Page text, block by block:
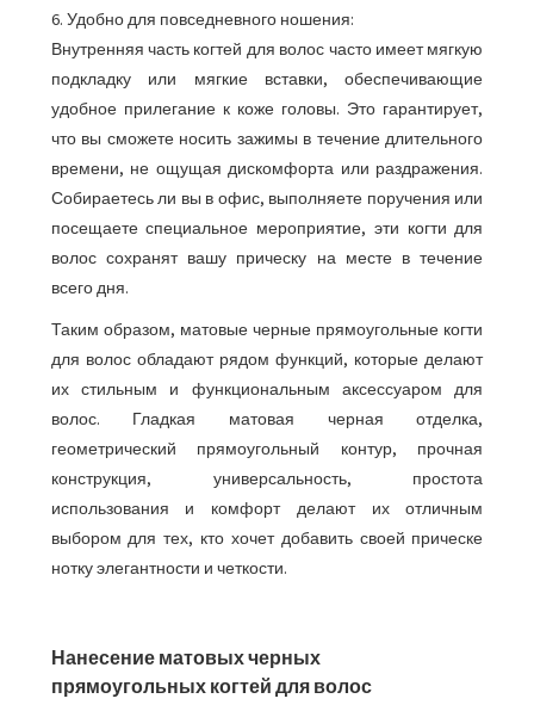
6. Удобно для повседневного ношения:
Внутренняя часть когтей для волос часто имеет мягкую
подкладку или мягкие вставки, обеспечивающие
удобное прилегание к коже головы. Это гарантирует,
что вы сможете носить зажимы в течение длительного
времени, не ощущая дискомфорта или раздражения.
Собираетесь ли вы в офис, выполняете поручения или
посещаете специальное мероприятие, эти когти для
волос сохранят вашу прическу на месте в течение
всего дня.
Таким образом, матовые черные прямоугольные когти
для волос обладают рядом функций, которые делают
их стильным и функциональным аксессуаром для
волос. Гладкая матовая черная отделка,
геометрический прямоугольный контур, прочная
конструкция, универсальность, простота
использования и комфорт делают их отличным
выбором для тех, кто хочет добавить своей прическе
нотку элегантности и четкости.
Нанесение матовых черных
прямоугольных когтей для волос